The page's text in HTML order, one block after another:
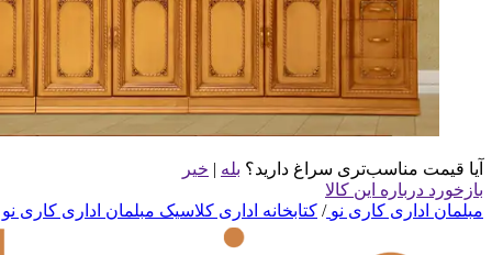
آیا قیمت مناسب‌تری سراغ دارید؟ بله | خیر
بازخورد درباره این کالا
مبلمان اداری کاری نو / کتابخانه اداری کلاسیک مبلمان اداری کاری نو